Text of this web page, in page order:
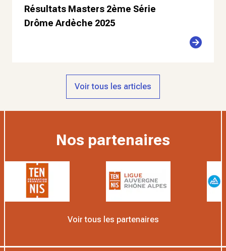
Résultats Masters 2ème Série
Drôme Ardèche 2025
Voir tous les articles
Nos partenaires
Voir tous les partenaires